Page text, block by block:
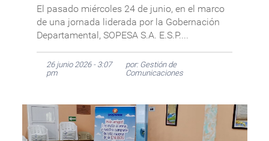
El pasado miércoles 24 de junio, en el marco
de una jornada liderada por la Gobernación
Departamental, SOPESA S.A. E.S.P....
26 junio 2026 - 3:07
pm
por: Gestión de
Comunicaciones